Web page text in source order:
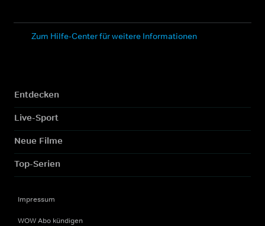
Zum Hilfe-Center für weitere Informationen
Entdecken
Live-Sport
Neue Filme
Top-Serien
Impressum
WOW Abo kündigen